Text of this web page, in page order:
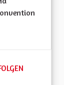
FOLLOWER
CRÉER LA